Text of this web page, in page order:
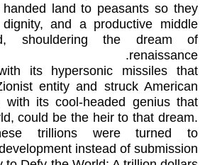
land to peasants so they
and a productive middle
shouldering the dream of
renaissance.
its hypersonic missiles that
entity and struck American
with its cool-headed genius that
could be the heir to that dream.
trillions were turned to
instead of submission: